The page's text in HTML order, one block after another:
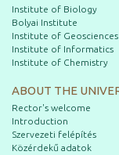
Institute of Biology
Bolyai Institute
Institute of Geosciences
Institute of Informatics
Institute of Chemistry
ABOUT THE
Rector's welcome
Introduction
Szervezeti felépítés
Közérdekű adatok